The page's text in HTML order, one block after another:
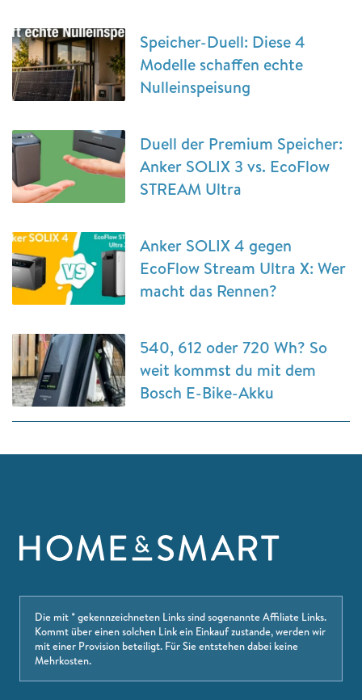
Speicher-Duell: Diese 4
Modelle schaffen echte
Nulleinspeisung
Duell der Premium Speicher:
Anker SOLIX 3 vs. EcoFlow
STREAM Ultra
Anker SOLIX 4 gegen
EcoFlow Stream Ultra X: Wer
macht das Rennen?
540, 612 oder 720 Wh? So
weit kommst du mit dem
Bosch E-Bike-Akku
Die mit * gekennzeichneten Links sind sogenannte Affiliate Links.
Kommt über einen solchen Link ein Einkauf zustande, werden wir
mit einer Provision beteiligt. Für Sie entstehen dabei keine
Mehrkosten.